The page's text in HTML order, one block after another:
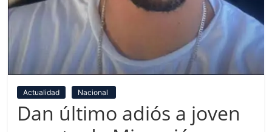
Actualidad Nacional
Dan último adiós a joven